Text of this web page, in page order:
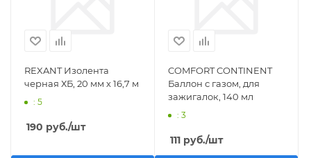
REXANT Изолента
черная ХБ, 20 мм х 16,7 м
: 5
190 руб./шт
COMFORT CONTINENT
Баллон с газом, для
зажигалок, 140 мл
: 3
111 руб./шт